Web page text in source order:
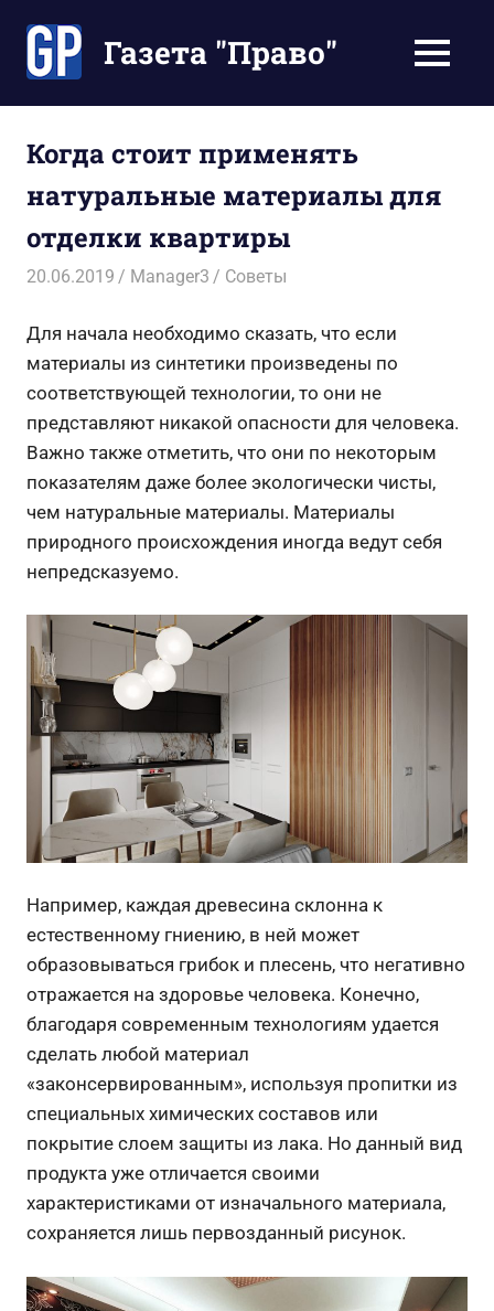
содержимомуГазета "Право"
экономят
Ваше
время
МЕНЮ
Когда стоит применять
натуральные материалы для
отделки квартиры
20.06.2019 Manager3 Советы
Для начала необходимо сказать, что если
материалы из синтетики произведены по
соответствующей технологии, то они не
представляют никакой опасности для человека.
Важно также отметить, что они по некоторым
показателям даже более экологически чисты,
чем натуральные материалы. Материалы
природного происхождения иногда ведут себя
непредсказуемо.
Например, каждая древесина склонна к
естественному гниению, в ней может
образовываться грибок и плесень, что негативно
отражается на здоровье человека. Конечно,
благодаря современным технологиям удается
сделать любой материал
«законсервированным», используя пропитки из
специальных химических составов или
покрытие слоем защиты из лака. Но данный вид
продукта уже отличается своими
характеристиками от изначального материала,
сохраняется лишь первозданный рисунок.